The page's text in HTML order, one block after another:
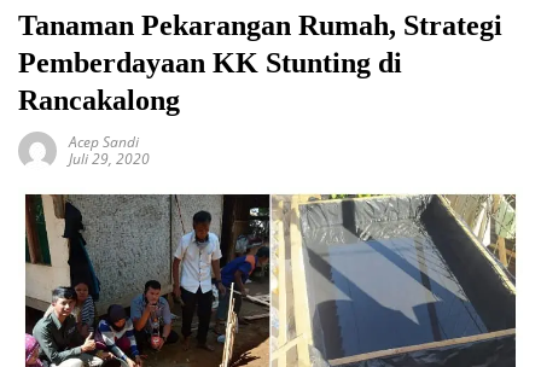
Tanaman Pekarangan Rumah, Strategi
Pemberdayaan KK Stunting di
Rancakalong
Acep Sandi
Juli 29, 2020